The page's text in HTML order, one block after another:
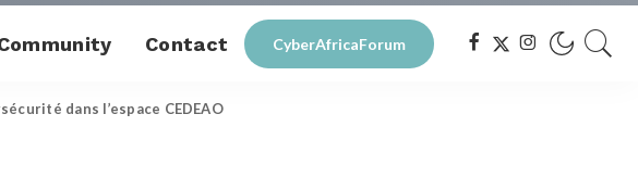
Contact CyberAfricaForum
dans l’espace CEDEAO